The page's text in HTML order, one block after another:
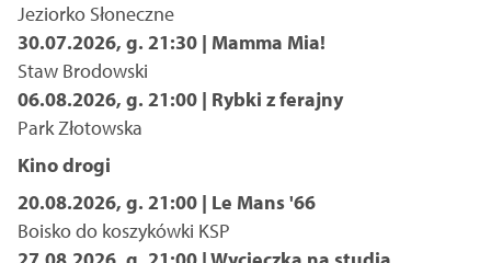
Jeziorko Słoneczne
30.07.2026, g. 21:30 | Mamma Mia!
Staw Brodowski
06.08.2026, g. 21:00 | Rybki z ferajny
Park Złotowska
Kino drogi
20.08.2026, g. 21:00 | Le Mans '66
Boisko do koszykówki KSP